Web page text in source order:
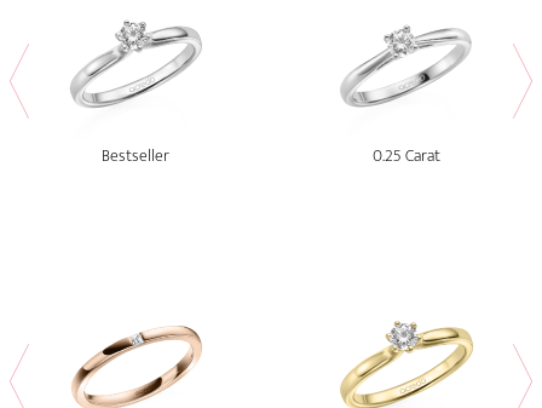
Bestseller 0.25 Carat